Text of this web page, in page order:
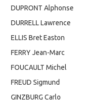
DUPRONT Alphonse
DURRELL Lawrence
ELLIS Bret Easton
FERRY Jean-Marc
FOUCAULT Michel
FREUD Sigmund
GINZBURG Carlo